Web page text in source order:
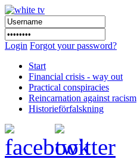
Login Forgot your password?
Start
Financial crisis - way out
Practical conspiracies
Reincarnation against racism
Historieförfalskning